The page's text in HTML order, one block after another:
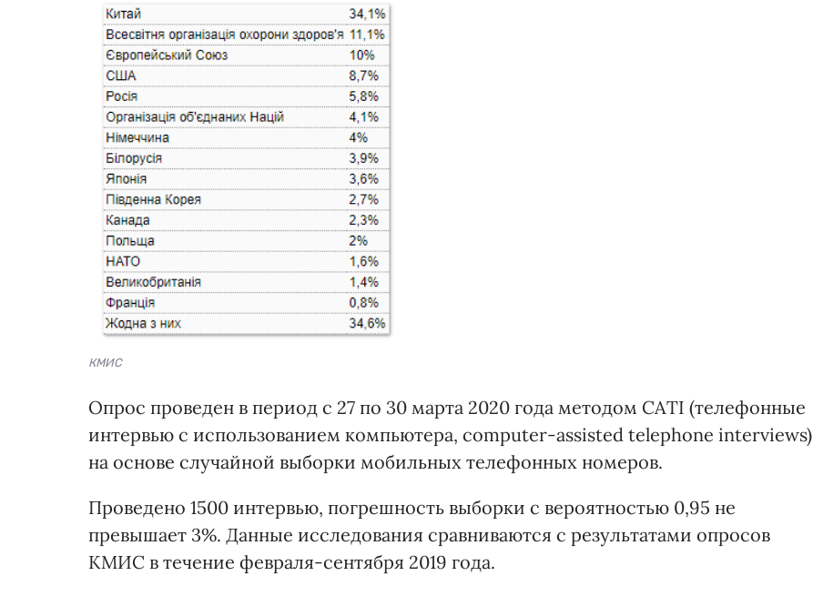
КМИС
Опрос проведен в период с 27 по 30 марта 2020 года методом CATI (телефонные
интервью с использованием компьютера, computer-assisted telephone interviews)
на основе случайной выборки мобильных телефонных номеров.
Проведено 1500 интервью, погрешность выборки с вероятностью 0,95 не
превышает 3%. Данные исследования сравниваются с результатами опросов
КМИС в течение февраля-сентября 2019 года.